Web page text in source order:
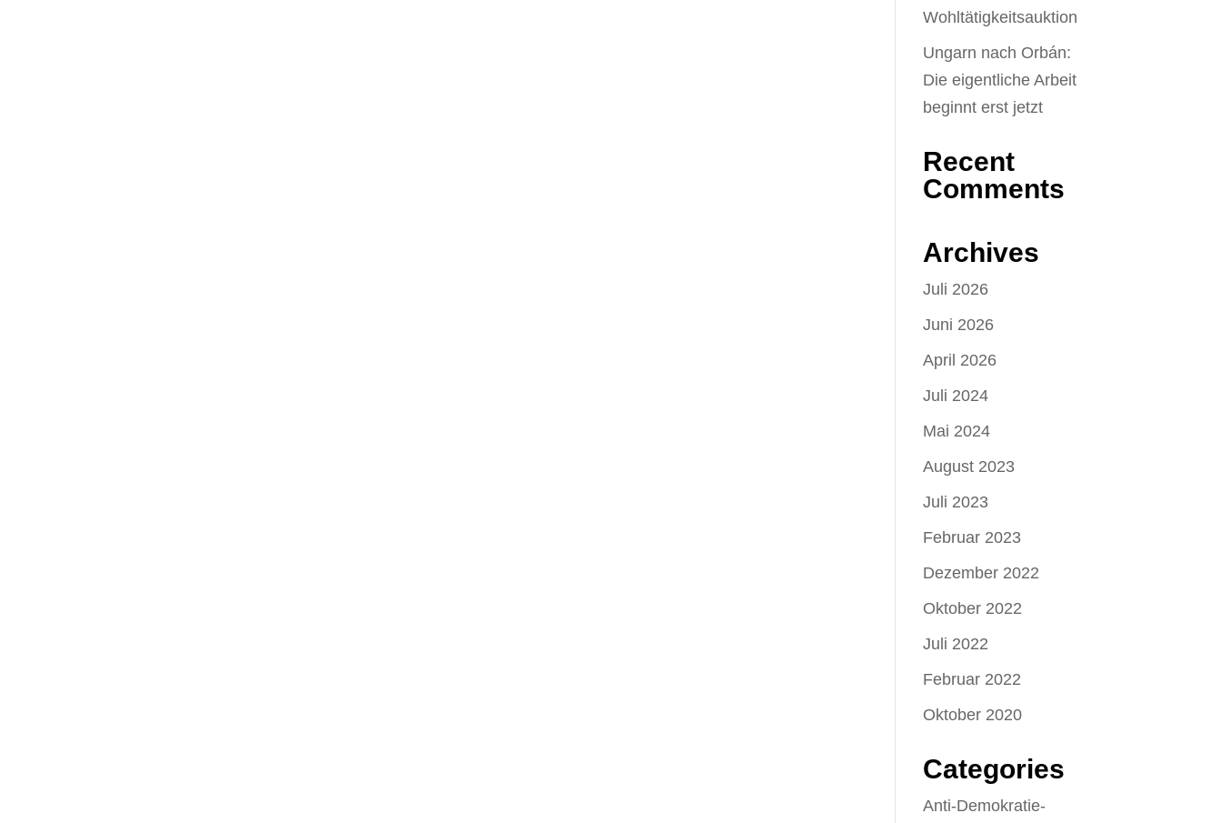
Wohltätigkeitsauktion
Ungarn nach Orbán:
Die eigentliche Arbeit
beginnt erst jetzt
Recent
Comments
Archives
Juli 2026
Juni 2026
April 2026
Juli 2024
Mai 2024
August 2023
Juli 2023
Februar 2023
Dezember 2022
Oktober 2022
Juli 2022
Februar 2022
Oktober 2020
Categories
Anti-Demokratie-